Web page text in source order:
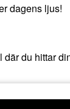
dagens ljus!
där du hittar